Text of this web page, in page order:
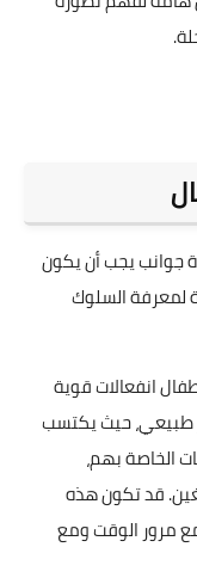
جوانب يجب أن يكون
لمعرفة السلوك
انفعالات قوية
طبيعي، حيث يكتسب
الخاصة بهم،
قد تكون هذه
مع مرور الوقت ومع